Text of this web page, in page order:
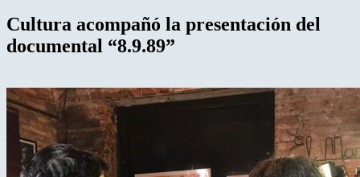
Cultura acompañó la presentación del
documental “8.9.89”